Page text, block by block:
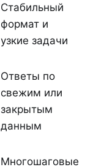
Стабильный
формат и
узкие задачи
Ответы по
свежим или
закрытым
данным
Многошаговые